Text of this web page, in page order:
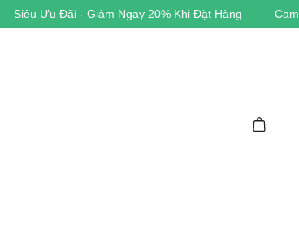
Cam Kết Hàng Chính Hãng